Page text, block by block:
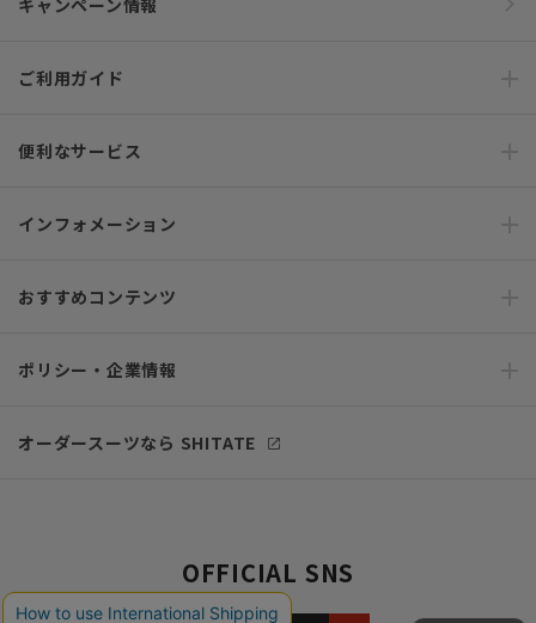
ご利用ガイド
便利なサービス
インフォメーション
おすすめコンテンツ
ポリシー・企業情報
オーダースーツなら SHITATE
OFFICIAL SNS